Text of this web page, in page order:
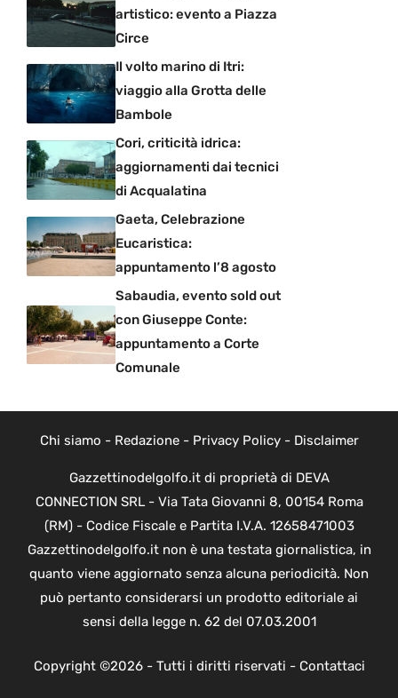
artistico: evento a Piazza
Circe
Il volto marino di Itri:
viaggio alla Grotta delle
Bambole
Cori, criticità idrica:
aggiornamenti dai tecnici
di Acqualatina
Gaeta, Celebrazione
Eucaristica:
appuntamento l’8 agosto
Sabaudia, evento sold out
con Giuseppe Conte:
appuntamento a Corte
Comunale
Chi siamo - Redazione- Privacy Policy- Disclaimer
Gazzettinodelgolfo.it di proprietà di DEVA
CONNECTION SRL - Via Tata Giovanni 8, 00154 Roma
(RM) - Codice Fiscale e Partita I.V.A. 12658471003
Gazzettinodelgolfo.it non è una testata giornalistica, in
quanto viene aggiornato senza alcuna periodicità. Non
può pertanto considerarsi un prodotto editoriale ai
sensi della legge n. 62 del 07.03.2001
Copyright ©2026 - Tutti i diritti riservati - Contattaci